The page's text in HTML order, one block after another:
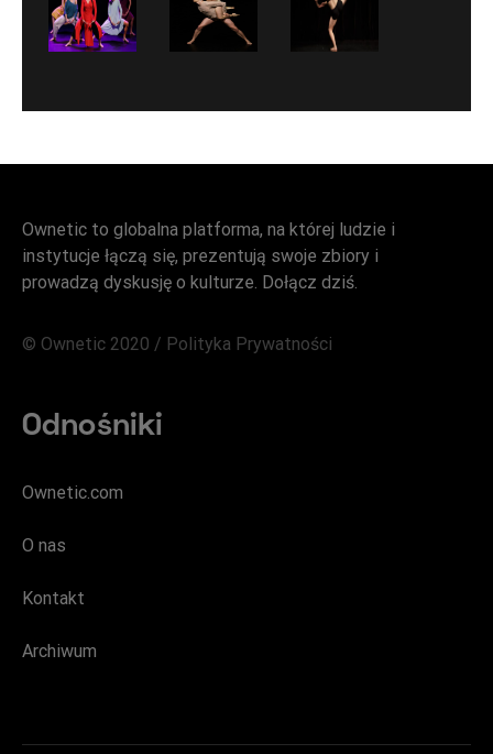
Ownetic to globalna platforma, na której ludzie i
instytucje łączą się, prezentują swoje zbiory i
prowadzą dyskusję o kulturze. Dołącz dziś.
© Ownetic 2020 / Polityka Prywatności
Odnośniki
Ownetic.com
O nas
Kontakt
Archiwum